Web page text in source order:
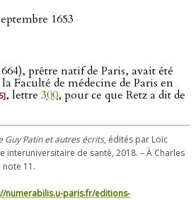
1653
prêtre natif de Paris, avait été
Faculté de médecine de Paris en
, lettre 300, pour ce que Retz a dit de
Guy Patin et autres écrits, édités par Loïc
interuniversitaire de santé, 2018. – À Charles
note 11.
numerabilis.u-paris.fr/editions-